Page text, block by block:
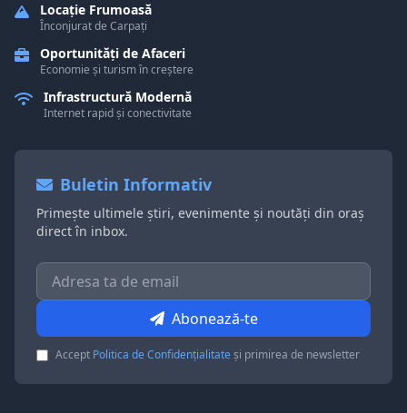
Locație Frumoasă
Înconjurat de Carpați
Oportunități de Afaceri
Economie și turism în creștere
Infrastructură Modernă
Internet rapid și conectivitate
Buletin Informativ
Primește ultimele știri, evenimente și noutăți din oraș
direct în inbox.
Abonează-te
Accept Politica de Confidențialitateși primirea de newsletter